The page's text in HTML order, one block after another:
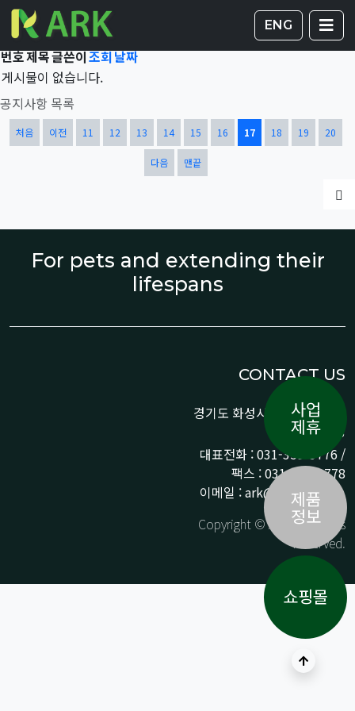
ENG
Total 43,377건17 페이지 게시판
공지사항 목록
번호제목글쓴이조회날짜
게시물이 없습니다.
처음 이전 11
페이지 12
페이지 13
페이지 14
페이지 15
페이지 16
페이지
열린 17
페이지 18
페이지 19
페이지 20
페이지
다음 맨끝
For pets and extending their
lifespans
CONTACT US
경기도 화성시 향남읍 상신로
290-13
대표전화 : 031-359-9776 /
팩스 : 031-359-9778
이메일 : ark@arkpnp.com
Copyright © ARK All Rights
Reserved.
상단으로
사업
제휴
제품
정보
쇼핑몰